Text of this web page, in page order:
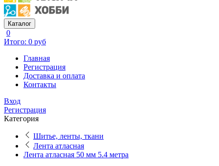
Каталог
0
Итого: 0 руб
Главная
Регистрация
Доставка и оплата
Контакты
Вход
Регистрация
Категория
Шитье, ленты, ткани
Лента атласная
Лента атласная 50 мм 5.4 метра